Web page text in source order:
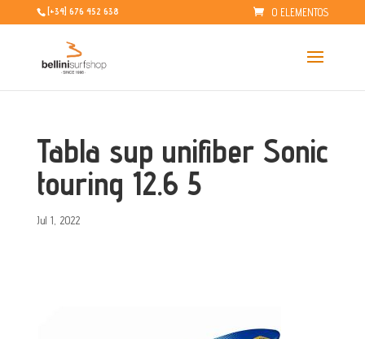
[+34] 676 452 638 0 ELEMENTOS
Tabla sup unifiber Sonic
touring 12.6 5
Jul 1, 2022